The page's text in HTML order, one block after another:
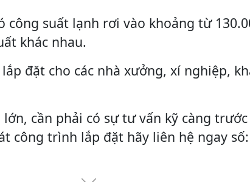
công suất lạnh rơi vào khoảng từ
khác nhau.
đặt cho các nhà xưởng, xí nghiệp,
cần phải có sự tư vấn kỹ càng
công trình lắp đặt hãy liên hệ ngay số: